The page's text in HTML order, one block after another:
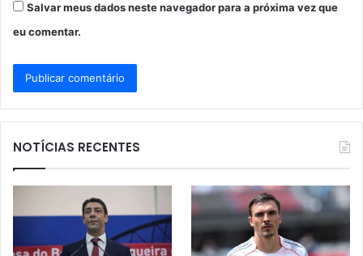
Salvar meus dados neste navegador para a próxima vez que
eu comentar.
NOTÍCIAS RECENTES